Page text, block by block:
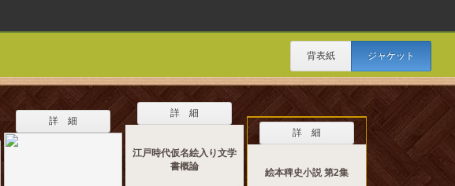
背表紙 ジャケット
詳 細
詳 細
江戸時代仮名絵入り文学
書概論
詳 細
絵本稗史小説 第2集